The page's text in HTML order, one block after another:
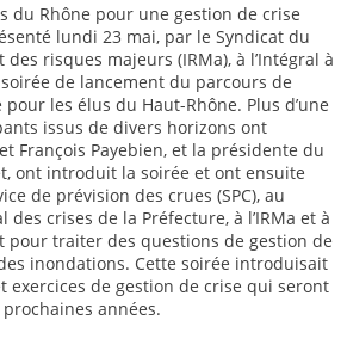
du Rhône pour une gestion de crise
lundi 23 mai, par le Syndicat du
des risques majeurs (IRMa), à l’Intégral à
de lancement du parcours de
les élus du Haut-Rhône. Plus d’une
issus de divers horizons ont
François Payebien, et la présidente du
ont introduit la soirée et ont ensuite
de prévision des crues (SPC), au
crises de la Préfecture, à l’IRMa et à
pour traiter des questions de gestion de
inondations. Cette soirée introduisait
exercices de gestion de crise qui seront
années.